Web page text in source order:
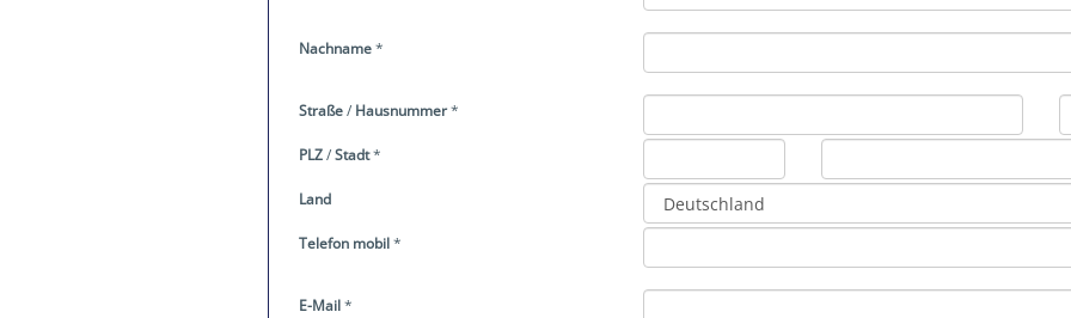
Nachname*
Straße/ Hausnummer*
PLZ/Stadt*
Land
Telefon mobil*
E-Mail*